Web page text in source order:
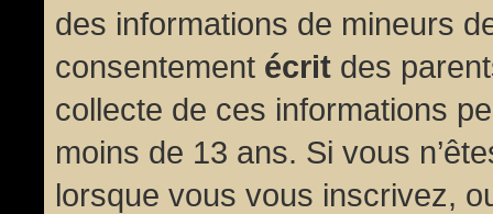
des informations de mineurs
consentement écrit des
collecte de ces informations
moins de 13 ans. Si vous
lorsque vous vous inscrivez,